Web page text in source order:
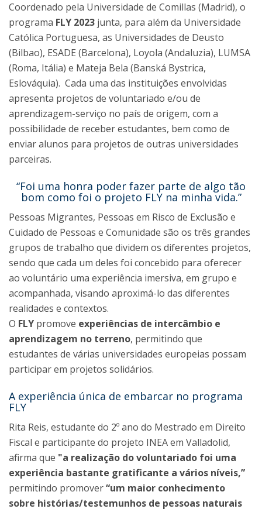
Coordenado pela Universidade de Comillas (Madrid), o
programa FLY 2023 junta, para além da Universidade
Católica Portuguesa, as Universidades de Deusto
(Bilbao), ESADE (Barcelona), Loyola (Andaluzia), LUMSA
(Roma, Itália) e Mateja Bela (Banská Bystrica,
Eslováquia). Cada uma das instituições envolvidas
apresenta projetos de voluntariado e/ou de
aprendizagem-serviço no país de origem, com a
possibilidade de receber estudantes, bem como de
enviar alunos para projetos de outras universidades
parceiras.
“Foi uma honra poder fazer parte de algo tão
bom como foi o projeto FLY na minha vida.”
Pessoas Migrantes, Pessoas em Risco de Exclusão e
Cuidado de Pessoas e Comunidade são os três grandes
grupos de trabalho que dividem os diferentes projetos,
sendo que cada um deles foi concebido para oferecer
ao voluntário uma experiência imersiva, em grupo e
acompanhada, visando aproximá-lo das diferentes
realidades e contextos.
O FLY promove experiências de intercâmbio e
aprendizagem no terreno, permitindo que
estudantes de várias universidades europeias possam
participar em projetos solidários.
A experiência única de embarcar no programa
FLY
Rita Reis, estudante do 2º ano do Mestrado em Direito
Fiscal e participante do projeto INEA em Valladolid,
afirma que "a realização do voluntariado foi uma
experiência bastante gratificante a vários níveis,”
permitindo promover“um maior conhecimento
sobre histórias/testemunhos de pessoas naturais